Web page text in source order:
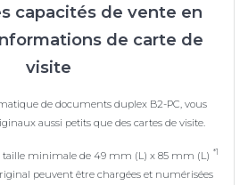
capacités de vente en
de carte de
visite
de documents duplex B2-PC, vous
aussi petits que des cartes de visite.
taille minimale de 49 mm (L) x 85 mm (L) *1
peuvent être chargées et numérisées